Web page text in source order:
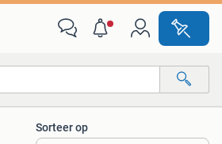
Sorteer op